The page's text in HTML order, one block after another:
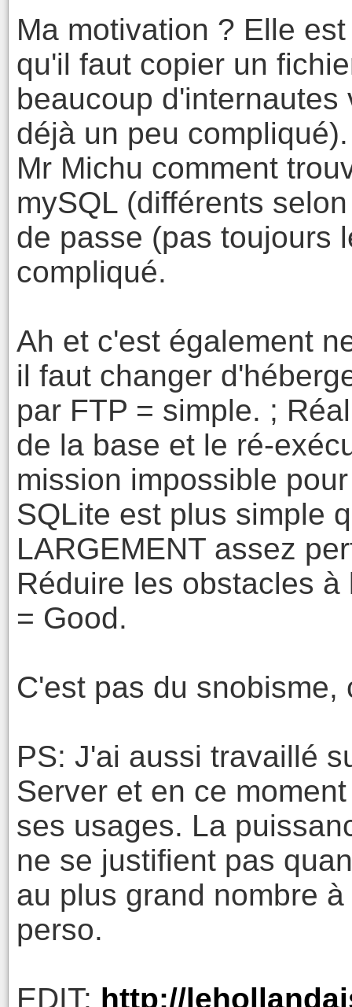
Ma motivation ? Elle
qu'il faut copier un
beaucoup
déjà un peu
Mr Michu comment
mySQL (différents
de passe (pas toujours
compliqué.
Ah et c'est également
il faut changer
par FTP = simple. ;
de la base et le ré-
mission impossible
SQLite est plus simple
LARGEMENT assez
Réduire les obstacles
= Good.
C'est pas du
PS: J'ai aussi travaillé
Server et en ce
ses usages. La
ne se justifient pas
au plus grand nombre
perso.
EDIT: http://